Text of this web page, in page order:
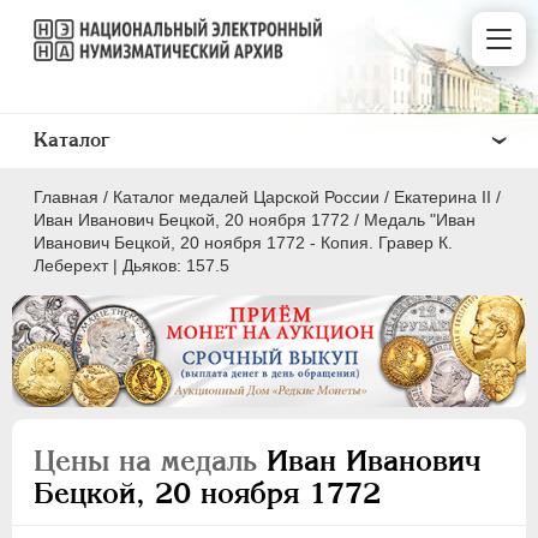
Главная / Каталог медалей Царской России / Екатерина II /
Иван Иванович Бецкой, 20 ноября 1772 / Медаль "Иван
Иванович Бецкой, 20 ноября 1772 - Копия. Гравер К.
Леберехт | Дьяков: 157.5
Цены на медаль Иван Иванович
Бецкой, 20 ноября 1772
Каталог
ВСЕ
ПEТР I 1699-1725
ПЕТР II
АННА ИОАННОВНА 1730-1740
1740-1741